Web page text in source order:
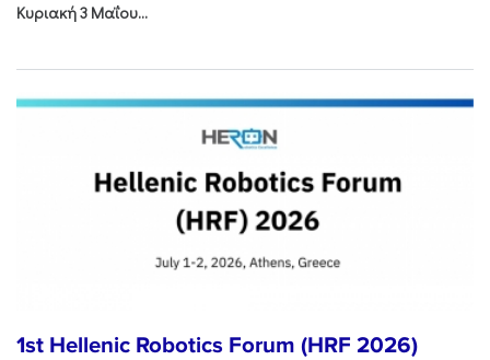
Κυριακή 3 Μαΐου...
1st Hellenic Robotics Forum (HRF 2026)